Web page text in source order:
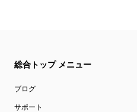
総合トップ メニュー
ブログ
サポート